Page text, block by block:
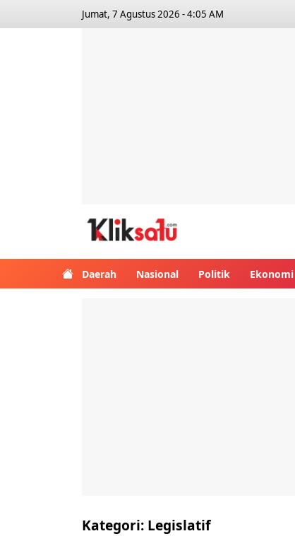
Jumat, 7 Agustus 2026 - 4:05 AM
Daerah Nasional Politik Ekonomi
Kategori: Legislatif